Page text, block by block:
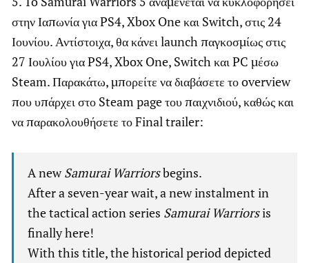
στην Ιαπωνία για PS4, Xbox One και Switch, στις 24
Ιουνίου. Αντίστοιχα, θα κάνει launch παγκοσμίως στις
27 Ιουλίου για PS4, Xbox One, Switch και PC μέσω
Steam. Παρακάτω, μπορείτε να διαβάσετε το overview
που υπάρχει στο Steam page του παιχνιδιού, καθώς και
να παρακολουθήσετε το Final trailer:
A newSamurai Warriorsbegins.
After a seven-year wait, a new instalment in
the tactical action series Samurai Warriorsis
finally here!
With this title, the historical period depicted